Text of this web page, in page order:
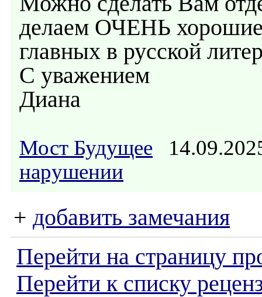
делаем ОЧЕНЬ
главных в русской
С уважением
Диана
Мост Будущее
нарушении
+ добавить замечания
Перейти на страницу
Перейти к списку